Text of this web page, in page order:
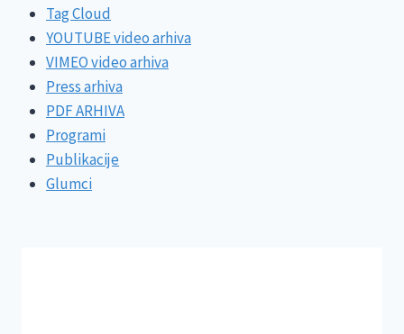
Tag Cloud
YOUTUBE video arhiva
VIMEO video arhiva
Press arhiva
PDF ARHIVA
Programi
Publikacije
Glumci